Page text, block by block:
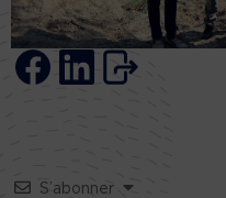
S’abonner